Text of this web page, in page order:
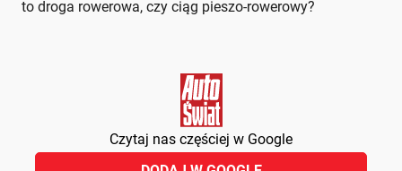
to droga rowerowa, czy ciąg pieszo-rowerowy?
Czytaj nas częściej w Google